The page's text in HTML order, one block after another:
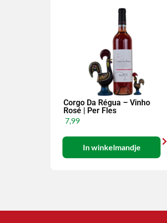
Corgo Da Régua – Vinho
Rosé | Per Fles
7,99
In winkelmandje